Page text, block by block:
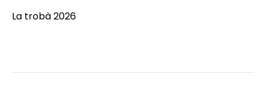
La trobà 2026